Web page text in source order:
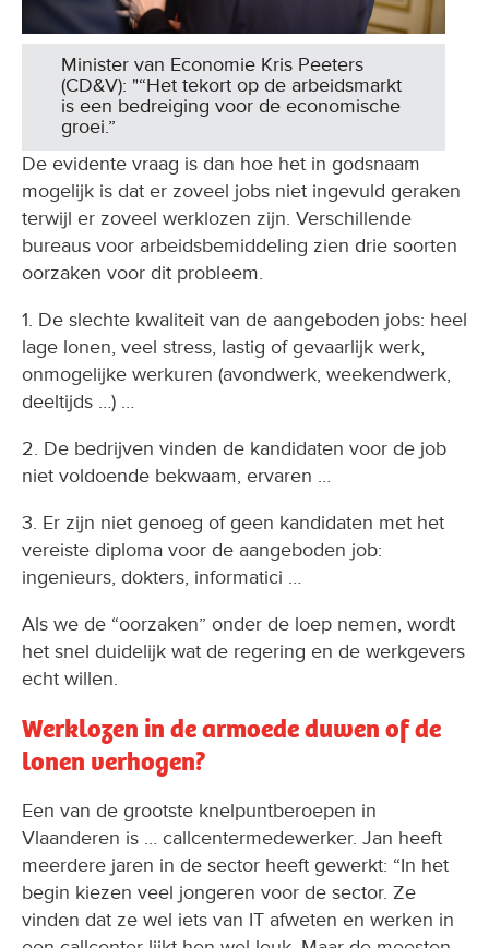
Minister van Economie Kris Peeters
(CD&V): "“Het tekort op de arbeidsmarkt
is een bedreiging voor de economische
groei.”
De evidente vraag is dan hoe het in godsnaam
mogelijk is dat er zoveel jobs niet ingevuld geraken
terwijl er zoveel werklozen zijn. Verschillende
bureaus voor arbeidsbemiddeling zien drie soorten
oorzaken voor dit probleem.
1. De slechte kwaliteit van de aangeboden jobs: heel
lage lonen, veel stress, lastig of gevaarlijk werk,
onmogelijke werkuren (avondwerk, weekendwerk,
deeltijds …) …
2. De bedrijven vinden de kandidaten voor de job
niet voldoende bekwaam, ervaren …
3. Er zijn niet genoeg of geen kandidaten met het
vereiste diploma voor de aangeboden job:
ingenieurs, dokters, informatici …
Als we de “oorzaken” onder de loep nemen, wordt
het snel duidelijk wat de regering en de werkgevers
echt willen.
Werklozen in de armoede duwen of de
lonen verhogen?
Een van de grootste knelpuntberoepen in
Vlaanderen is … callcentermedewerker. Jan heeft
meerdere jaren in de sector heeft gewerkt: “In het
begin kiezen veel jongeren voor de sector. Ze
vinden dat ze wel iets van IT afweten en werken in